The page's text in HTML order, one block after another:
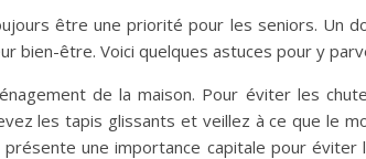
être une priorité pour les seniors. Un
bien-être. Voici quelques astuces pour y
de la maison. Pour éviter les
les tapis glissants et veillez à ce que le
présente une importance capitale pour éviter